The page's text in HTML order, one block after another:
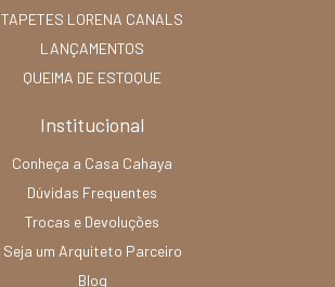
TAPETES LORENA CANALS
LANÇAMENTOS
QUEIMA DE ESTOQUE
Institucional
Conheça a Casa Cahaya
Dúvidas Frequentes
Trocas e Devoluções
Seja um Arquiteto Parceiro
Blog